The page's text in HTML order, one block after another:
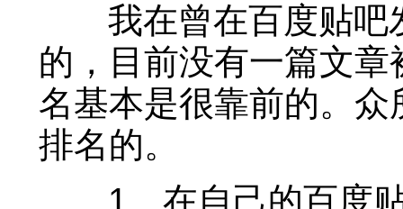
我在曾在百度贴吧
的，目前没有一篇文
名基本是很靠前的。
排名的。
1、在自己的百度